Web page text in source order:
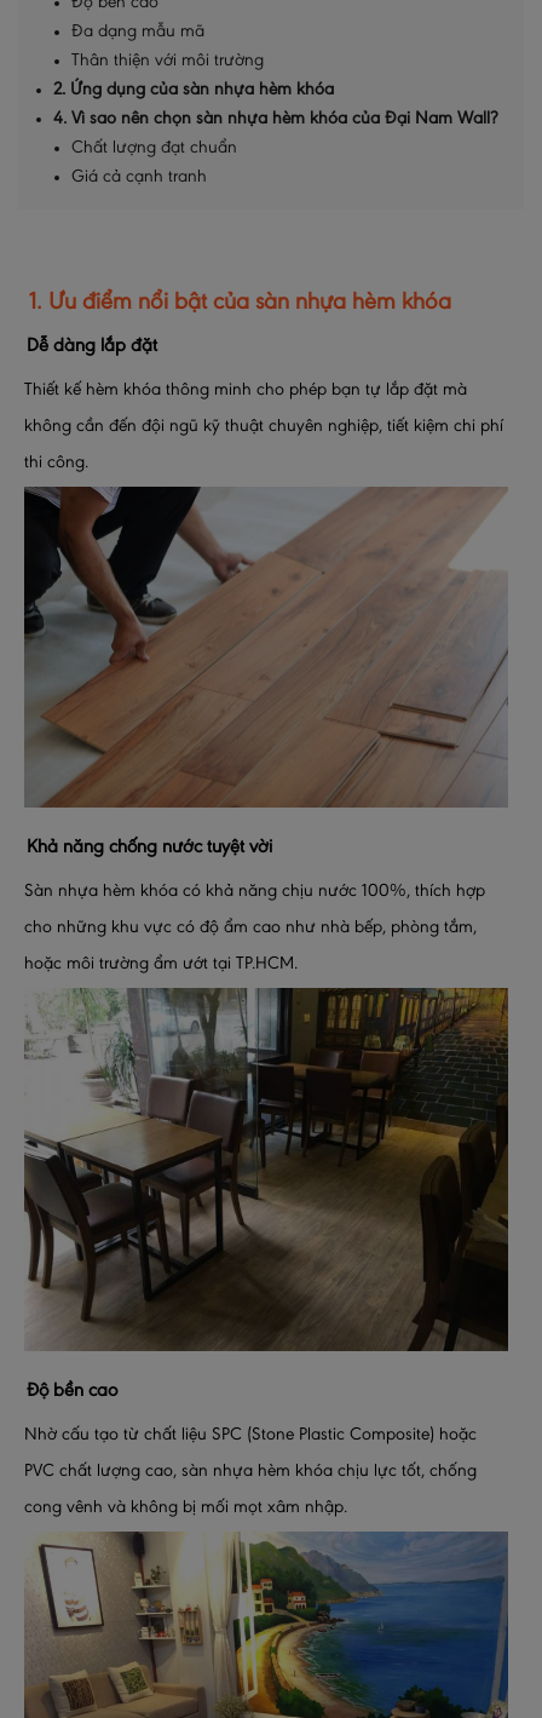
Đa dạng mẫu mã
Thân thiện với môi trường
2. Ứng dụng của sàn nhựa hèm khóa
4. Vì sao nên chọn sàn nhựa hèm khóa của Đại Nam Wall?
Chất lượng đạt chuẩn
Giá cả cạnh tranh
1. Ưu điểm nổi bật của sàn nhựa hèm khóa
Dễ dàng lắp đặt
Thiết kế hèm khóa thông minh cho phép bạn tự lắp đặt mà
không cần đến đội ngũ kỹ thuật chuyên nghiệp, tiết kiệm chi phí
thi công.
Khả năng chống nước tuyệt vời
Sàn nhựa hèm khóa có khả năng chịu nước 100%, thích hợp
cho những khu vực có độ ẩm cao như nhà bếp, phòng tắm,
hoặc môi trường ẩm ướt tại TP.HCM.
Độ bền cao
Nhờ cấu tạo từ chất liệu SPC (Stone Plastic Composite) hoặc
PVC chất lượng cao, sàn nhựa hèm khóa chịu lực tốt, chống
cong vênh và không bị mối mọt xâm nhập.